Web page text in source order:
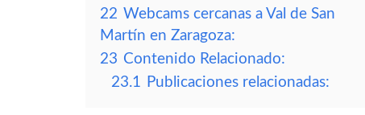
22 Webcams cercanas a Val de San
Martín en Zaragoza:
23 Contenido Relacionado:
23.1 Publicaciones relacionadas: